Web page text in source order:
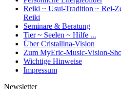
Reiki ~ Usui-Tradition ~ Rei-
Reiki
Seminare & Beratung
Tier ~ Seelen ~ Hilfe ...
Über Cristallina-Vision
Zum MyEric-Music-Vision-
Wichtige Hinweise
Impressum
Newsletter